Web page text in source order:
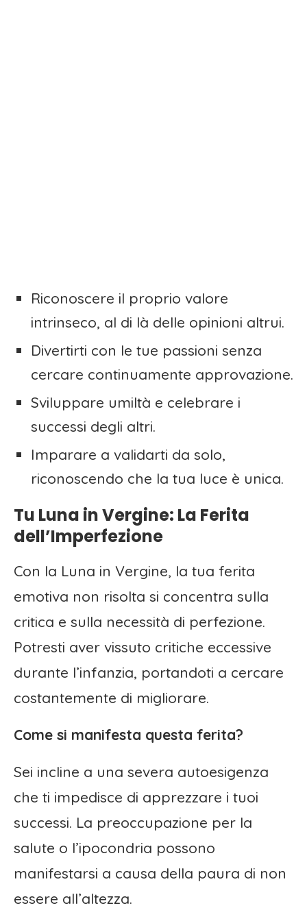
Riconoscere il proprio valore
intrinseco, al di là delle opinioni altrui.
Divertirti con le tue passioni senza
cercare continuamente approvazione.
Sviluppare umiltà e celebrare i
successi degli altri.
Imparare a validarti da solo,
riconoscendo che la tua luce è unica.
Tu Luna in Vergine: La Ferita
dell’Imperfezione
Con la Luna in Vergine, la tua ferita
emotiva non risolta si concentra sulla
critica e sulla necessità di perfezione.
Potresti aver vissuto critiche eccessive
durante l’infanzia, portandoti a cercare
costantemente di migliorare.
Come si manifesta questa ferita?
Sei incline a una severa autoesigenza
che ti impedisce di apprezzare i tuoi
successi. La preoccupazione per la
salute o l’ipocondria possono
manifestarsi a causa della paura di non
essere all’altezza.